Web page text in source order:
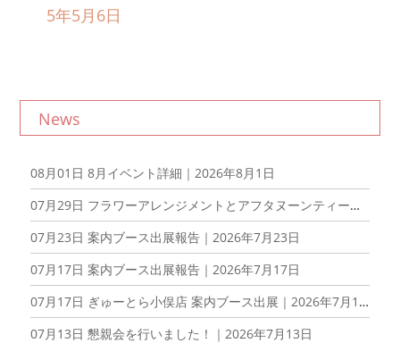
5年5月6日
News
08月01日 8月イベント詳細｜2026年8月1日
07月29日 フラワーアレンジメントとアフタヌーンティーを楽しむ会を開催しました！｜2026年7月29日
07月23日 案内ブース出展報告｜2026年7月23日
07月17日 案内ブース出展報告｜2026年7月17日
07月17日 ぎゅーとら小俣店 案内ブース出展｜2026年7月17日
07月13日 懇親会を行いました！｜2026年7月13日